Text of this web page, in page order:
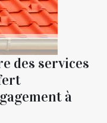
des services
à